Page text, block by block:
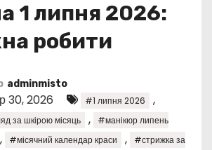
1 липня 2026:
робити
adminmisto
30, 2026 #1 липня 2026 ,
за шкірою місяць ,
#манікюр липень
, #місячний календар краси ,
#стрижка за